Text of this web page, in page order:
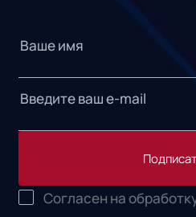
Согласен на